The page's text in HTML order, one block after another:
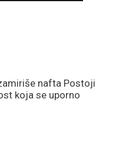
nafta Postoji
koja se uporno